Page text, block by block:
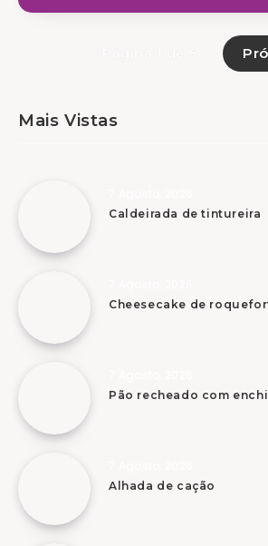
Mais Vistas
Caldeirada de tintureira
Cheesecake de
Pão recheado com
Alhada de cação